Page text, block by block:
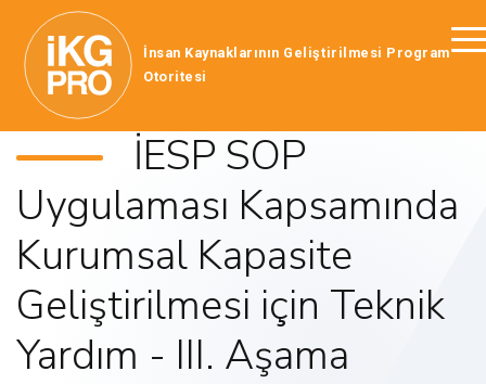
İnsan Kaynaklarının Geliştirilmesi Program
Otoritesi
İESP SOP
Uygulaması Kapsamında
Kurumsal Kapasite
Geliştirilmesi için Teknik
Yardım - III. Aşama